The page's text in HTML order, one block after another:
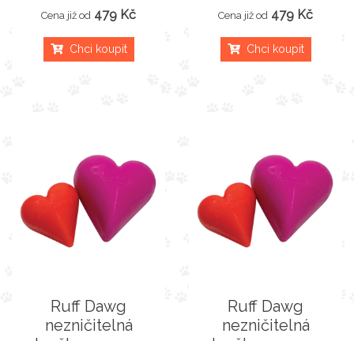
Cena již od 479 Kč
Chci koupit
Cena již od 479 Kč
Chci koupit
Ruff Dawg
nezničitelná
Ruff Dawg
nezničitelná